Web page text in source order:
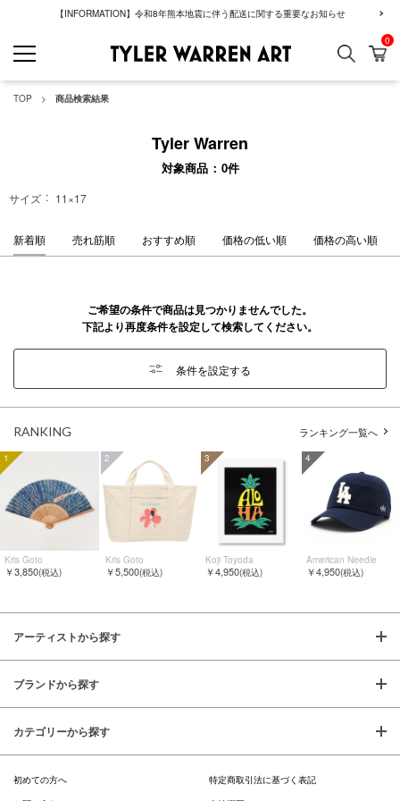
【INFORMATION】令和8年熊本地震に伴う配送に関する重要なお知らせ
GREENROOM
検索 カ
0
TOP 商品検索結果
Tyler Warren
対象商品 0件
サイズ 11×17
新着順 売れ筋順 おすすめ順 価格の低い順 価格の高い順
ご希望の条件で商品は見つかりませんでした。
下記より再度条件を設定して検索してください。
条件を設定する
RANKING ランキング一覧へ
1
Kris Goto
￥3,850(税込)
2
Kris Goto
￥5,500(税込)
3
Koji Toyoda
￥4,950(税込)
4
American Needle
￥4,950(税込)
アーティストから探す
ブランドから探す
カテゴリーから探す
初めての方へ
特定商取引法に基づく表記